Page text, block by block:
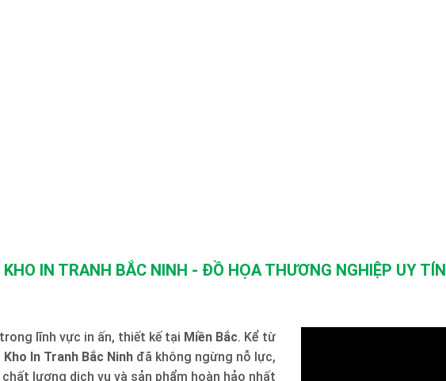
KHO IN TRANH BẮC NINH - ĐỒ HỌA THƯƠNG NGHIỆP UY TÍN
lĩnh vực in ấn, thiết kế tại Miền Bắc. Kể từ
Kho In Tranh Bắc Ninh đã không ngừng nỗ lực,
lượng dịch vụ và sản phẩm hoàn hảo nhất